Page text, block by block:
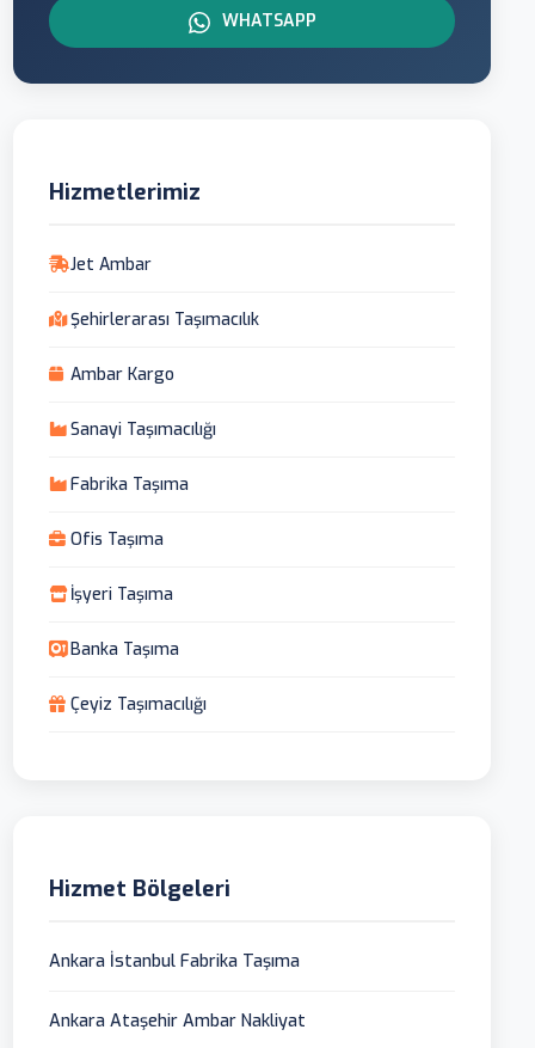
WHATSAPP
Hizmetlerimiz
Jet Ambar
Şehirlerarası Taşımacılık
Ambar Kargo
Sanayi Taşımacılığı
Fabrika Taşıma
Ofis Taşıma
İşyeri Taşıma
Banka Taşıma
Çeyiz Taşımacılığı
Hizmet Bölgeleri
Ankara İstanbul Fabrika Taşıma
Ankara Ataşehir Ambar Nakliyat